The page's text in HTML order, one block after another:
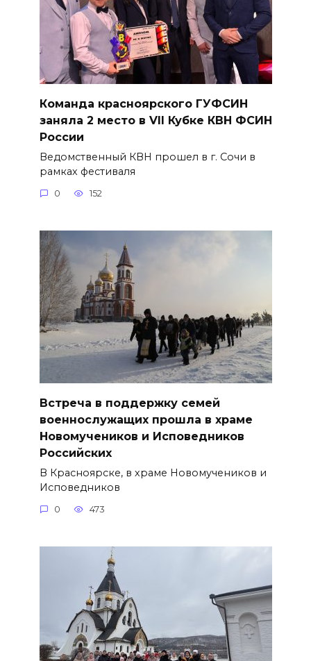
Команда красноярского ГУФСИН
заняла 2 место в VII Кубке КВН ФСИН
России
Ведомственный КВН прошел в г. Сочи в
рамках фестиваля
0 152
Встреча в поддержку семей
военнослужащих прошла в храме
Новомучеников и Исповедников
Российских
В Красноярске, в храме Новомучеников и
Исповедников
0 473